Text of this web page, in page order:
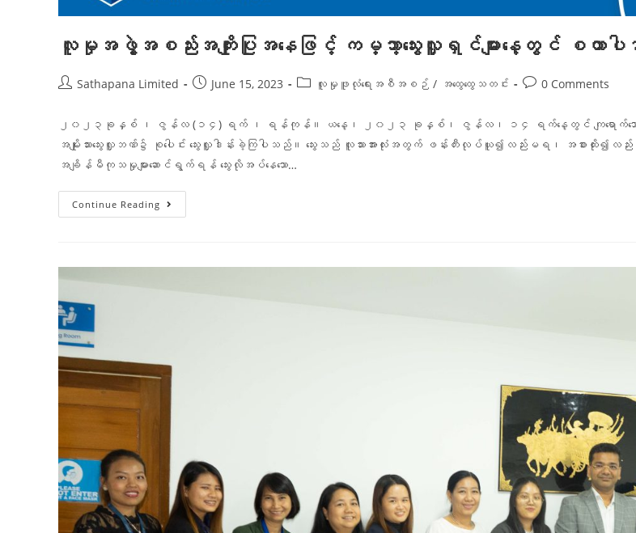
လူမှုအဖွဲ့အစည်းအကျိုးပြုအနေဖြင့် ကမ္ဘာ့သွေးလှူရှင်များနေ့တွင် စထာပါနာဝ
Sathapana Limited June 15, 2023 လူမှုဖူလုံရေးအစီအစဉ် / အထွေထွေသတင်း 0 Comments
၂၀၂၃ခုနှစ် ၊ ဇွန်လ (၁၄) ရက် ၊ ရန်ကုန်။ ယနေ့၊ ၂၀၂၃ ခုနှစ်၊ ဇွန်လ၊ ၁၄ ရက်နေ့တွင် ကျရောက်သော ကမ္ဘာ့သွေး
အမျိုးသားသွေးလှူဘဏ်၌ စုပေါင်း သွေးလှူဒါန်းခဲ့ကြပါသည်။ သွေးသည် လူသားအားလုံးအတွက် ဖန်းတီးလုပ်ယူ၍လည်းမရ၊ အစားထိုး၍လည်း
အချိန်မီကုသမှုများဆောင်ရွက်ရန် သွေးလိုအပ်နေသော…
Continue Reading